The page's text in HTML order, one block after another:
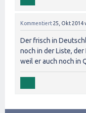
Kommentiert 25, Okt 2014
Der frisch in
noch in der Liste, der
weil er auch noch in